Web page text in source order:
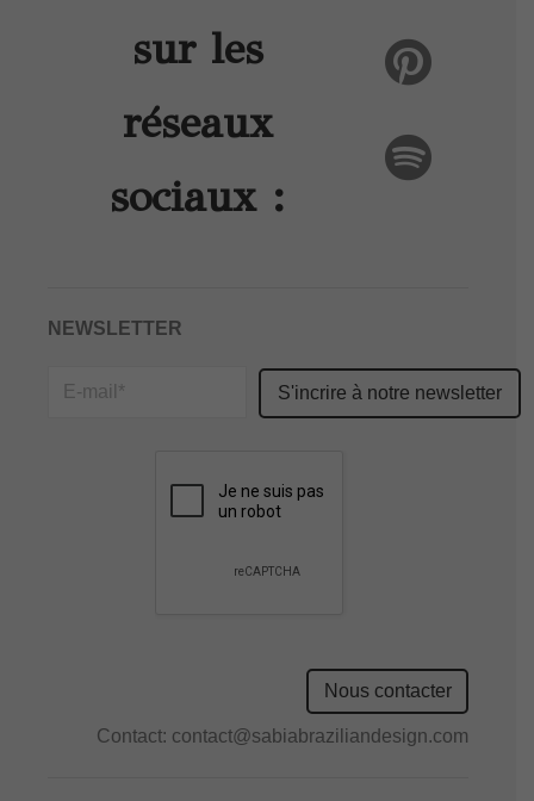
sur les
réseaux
sociaux :
NEWSLETTER
Please
leave
field
empty.
Nous contacter
Contact: contact@sabiabraziliandesign.com